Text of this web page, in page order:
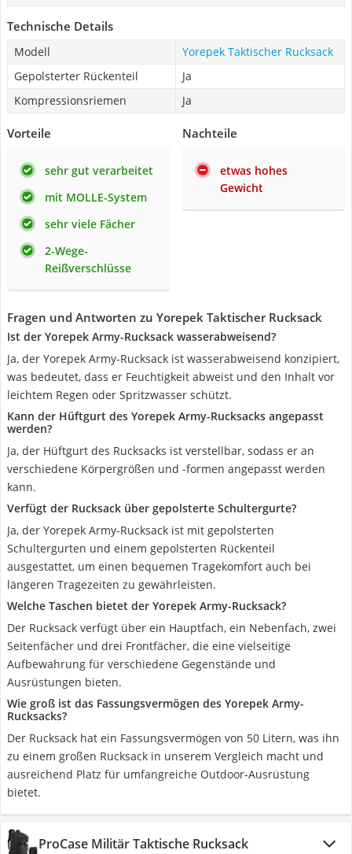
Technische Details
Modell
Yorepek Taktischer Rucksack
Gepolsterter Rückenteil
Ja
Kompressionsriemen
Ja
Vorteile
sehr gut verarbeitet
mit MOLLE-System
sehr viele Fächer
2-Wege-
Reißverschlüsse
Nachteile
etwas hohes
Gewicht
Fragen und Antworten zu Yorepek Taktischer Rucksack
Ist der Yorepek Army-Rucksack wasserabweisend?
Ja, der Yorepek Army-Rucksack ist wasserabweisend konzipiert,
was bedeutet, dass er Feuchtigkeit abweist und den Inhalt vor
leichtem Regen oder Spritzwasser schützt.
Kann der Hüftgurt des Yorepek Army-Rucksacks angepasst
werden?
Ja, der Hüftgurt des Rucksacks ist verstellbar, sodass er an
verschiedene Körpergrößen und -formen angepasst werden
kann.
Verfügt der Rucksack über gepolsterte Schultergurte?
Ja, der Yorepek Army-Rucksack ist mit gepolsterten
Schultergurten und einem gepolsterten Rückenteil
ausgestattet, um einen bequemen Tragekomfort auch bei
längeren Tragezeiten zu gewährleisten.
Welche Taschen bietet der Yorepek Army-Rucksack?
Der Rucksack verfügt über ein Hauptfach, ein Nebenfach, zwei
Seitenfächer und drei Frontfächer, die eine vielseitige
Aufbewahrung für verschiedene Gegenstände und
Ausrüstungen bieten.
Wie groß ist das Fassungsvermögen des Yorepek Army-
Rucksacks?
Der Rucksack hat ein Fassungsvermögen von 50 Litern, was ihn
zu einem großen Rucksack in unserem Vergleich macht und
ausreichend Platz für umfangreiche Outdoor-Ausrüstung
bietet.
ProCase Militär Taktische Rucksack